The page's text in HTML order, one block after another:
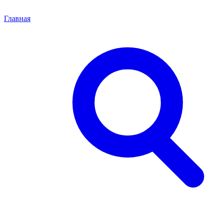
Главная